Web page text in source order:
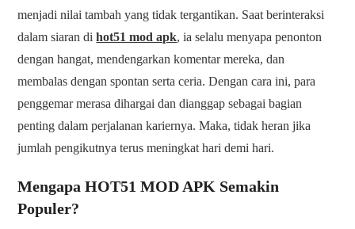
menjadi nilai tambah yang tidak tergantikan. Saat berinteraksi
dalam siaran dihot51 mod apk, ia selalu menyapa penonton
dengan hangat, mendengarkan komentar mereka, dan
membalas dengan spontan serta ceria. Dengan cara ini, para
penggemar merasa dihargai dan dianggap sebagai bagian
penting dalam perjalanan kariernya. Maka, tidak heran jika
jumlah pengikutnya terus meningkat hari demi hari.
Mengapa HOT51 MOD APK Semakin
Populer?